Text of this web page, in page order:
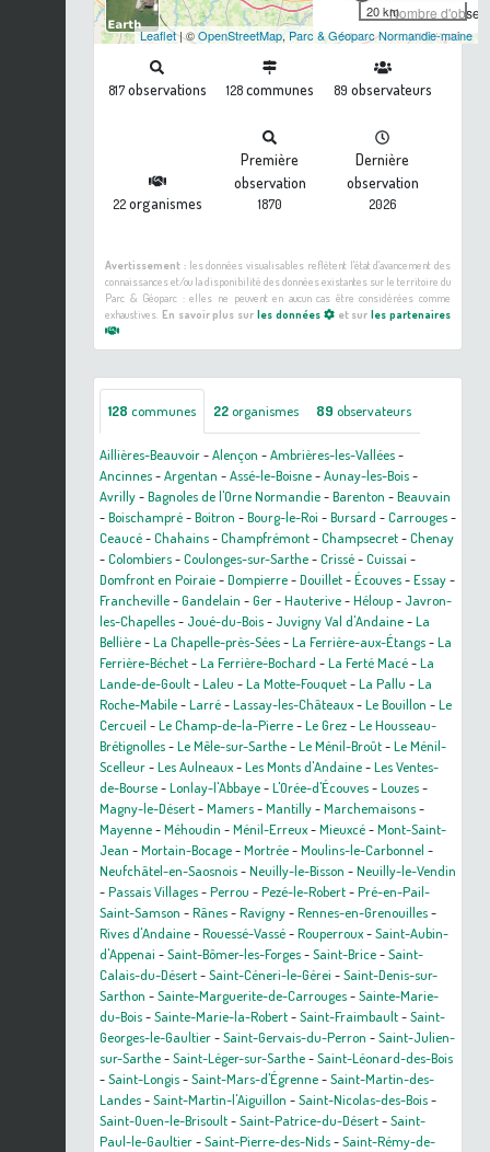
Nombre
20 km
Leaflet| ©OpenStreetMap, Parc & Géoparc Normandie-maine
817 observations 128 communes 89 observateurs
22organismes
Première
observation
1870
Dernière
observation
2026
Avertissement :les données visualisables reflètent l'état d'avancement des
connaissances et/ou la disponibilité des données existantes sur le territoire du
Parc & Géoparc : elles ne peuvent en aucun cas être considérées comme
exhaustives. En savoir plus sur les données et surles partenaires
128 communes 22organismes 89 observateurs
Aillières-Beauvoir-Alençon -Ambrières-les-Vallées-
Ancinnes-Argentan -Assé-le-Boisne-Aunay-les-Bois-
Avrilly-Bagnoles de l'Orne Normandie-Barenton -Beauvain
-Boischampré-Boitron -Bourg-le-Roi -Bursard -Carrouges-
Ceaucé-Chahains-Champfrémont-Champsecret-Chenay
-Colombiers-Coulonges-sur-Sarthe-Crissé-Cuissai -
Domfront en Poiraie-Dompierre-Douillet-Écouves-Essay-
Francheville-Gandelain -Ger-Hauterive-Héloup- Javron-
les-Chapelles- Joué-du-Bois- Juvigny Val d'Andaine-La
Bellière-La Chapelle-près-Sées-La Ferrière-aux-Étangs-La
Ferrière-Béchet-La Ferrière-Bochard -La Ferté Macé-La
Lande-de-Goult-Laleu -La Motte-Fouquet-La Pallu -La
Roche-Mabile-Larré-Lassay-les-Châteaux-Le Bouillon -Le
Cercueil -Le Champ-de-la-Pierre-Le Grez-Le Housseau-
Brétignolles-Le Mêle-sur-Sarthe-Le Ménil-Broût-Le Ménil-
Scelleur-Les Aulneaux-Les Monts d'Andaine-Les Ventes-
de-Bourse-Lonlay-l'Abbaye-L'Orée-d'Écouves-Louzes-
Magny-le-Désert-Mamers-Mantilly-Marchemaisons-
Mayenne-Méhoudin -Ménil-Erreux-Mieuxcé-Mont-Saint-
Jean -Mortain-Bocage-Mortrée-Moulins-le-Carbonnel -
Neufchâtel-en-Saosnois-Neuilly-le-Bisson -Neuilly-le-Vendin
-Passais Villages-Perrou -Pezé-le-Robert-Pré-en-Pail-
Saint-Samson -Rânes-Ravigny-Rennes-en-Grenouilles-
Rives d'Andaine-Rouessé-Vassé-Rouperroux-Saint-Aubin-
d'Appenai -Saint-Bômer-les-Forges-Saint-Brice-Saint-
Calais-du-Désert-Saint-Céneri-le-Gérei -Saint-Denis-sur-
Sarthon -Sainte-Marguerite-de-Carrouges-Sainte-Marie-
du-Bois-Sainte-Marie-la-Robert-Saint-Fraimbault-Saint-
Georges-le-Gaultier-Saint-Gervais-du-Perron -Saint-Julien-
sur-Sarthe-Saint-Léger-sur-Sarthe-Saint-Léonard-des-Bois
-Saint-Longis-Saint-Mars-d'Égrenne-Saint-Martin-des-
Landes-Saint-Martin-l'Aiguillon -Saint-Nicolas-des-Bois-
Saint-Ouen-le-Brisoult-Saint-Patrice-du-Désert-Saint-
Paul-le-Gaultier-Saint-Pierre-des-Nids-Saint-Rémy-de-